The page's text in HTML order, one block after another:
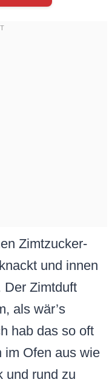
Zimtzucker-
und innen
Der Zimtduft
als wär’s
hab das so oft
im Ofen aus wie
und rund zu